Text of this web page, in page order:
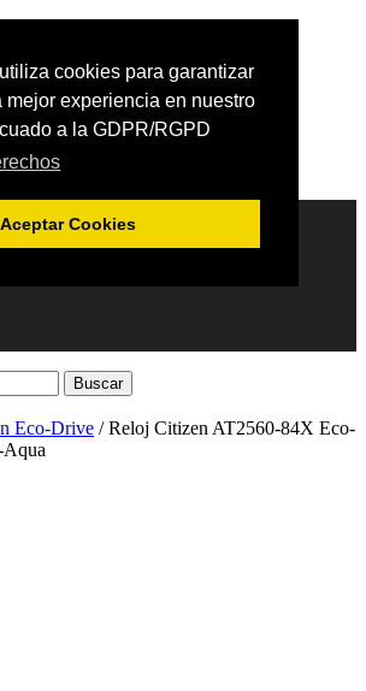
cookies para garantizar
mejor experiencia en nuestro
a la GDPR/RGPD
Aceptar Cookies
Eco-Drive / Reloj Citizen AT2560-84X Eco-